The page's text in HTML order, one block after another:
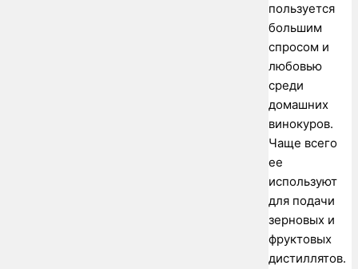
пользуется
большим
спросом и
любовью
среди
домашних
винокуров.
Чаще всего
ее
используют
для подачи
зерновых и
фруктовых
дистиллятов.